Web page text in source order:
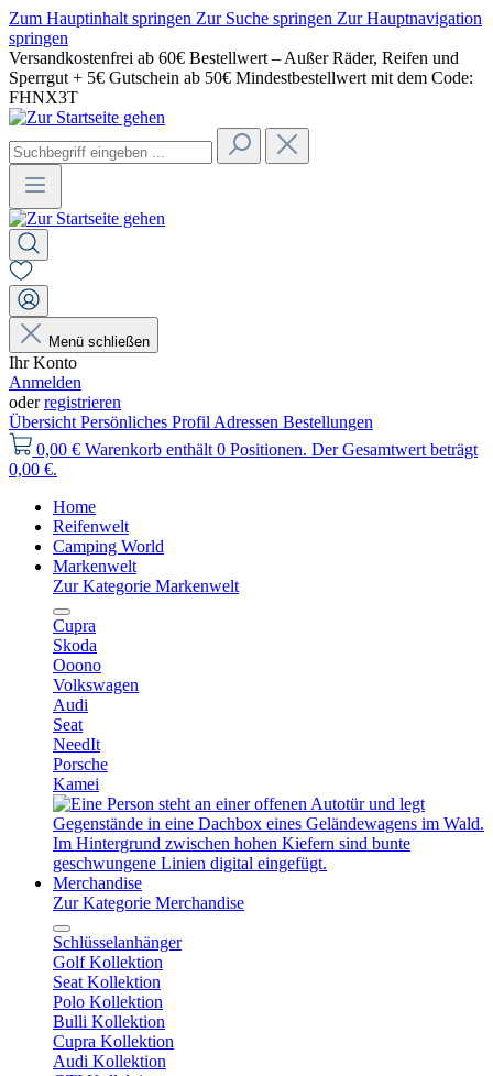
Zum Hauptinhalt springen Zur Suche springen Zur Hauptnavigation
springen
Versandkostenfrei ab 60€ Bestellwert – Außer Räder, Reifen und
Sperrgut + 5€ Gutschein ab 50€ Mindestbestellwert mit dem Code:
FHNX3T
Menü schließen
Ihr Konto
Anmelden
oderregistrieren
Übersicht Persönliches Profil Adressen Bestellungen
0,00 € Warenkorb enthält 0 Positionen. Der Gesamtwert beträgt
0,00 €.
Home
Reifenwelt
Camping World
Markenwelt
Zur Kategorie Markenwelt
Cupra
Skoda
Ooono
Volkswagen
Audi
Seat
NeedIt
Porsche
Kamei
Merchandise
Zur Kategorie Merchandise
Schlüsselanhänger
Golf Kollektion
Seat Kollektion
Polo Kollektion
Bulli Kollektion
Cupra Kollektion
Audi Kollektion